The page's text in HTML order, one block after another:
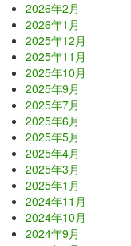
2026年2月
2026年1月
2025年12月
2025年11月
2025年10月
2025年9月
2025年7月
2025年6月
2025年5月
2025年4月
2025年3月
2025年1月
2024年11月
2024年10月
2024年9月